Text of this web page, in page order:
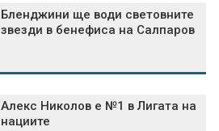
Бленджини ще води световните
звезди в бенефиса на Салпаров
Алекс Николов е №1 в Лигата на
нациите